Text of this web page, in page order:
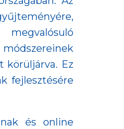
körüljárva. Ez
fejlesztésére
és online